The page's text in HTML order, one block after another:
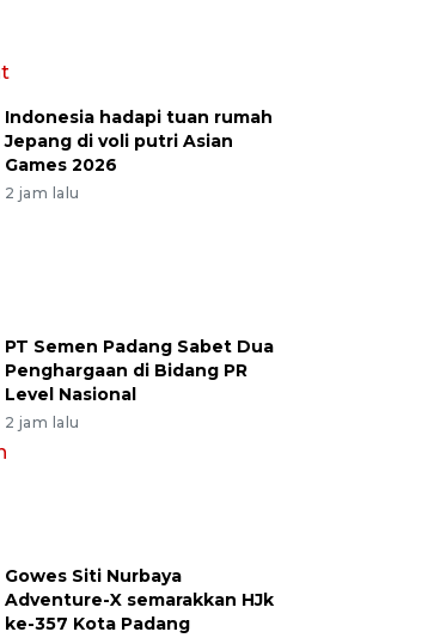
Indonesia hadapi tuan rumah
Jepang di voli putri Asian
Games 2026
2 jam lalu
PT Semen Padang Sabet Dua
Penghargaan di Bidang PR
Level Nasional
2 jam lalu
Gowes Siti Nurbaya
Adventure-X semarakkan HJk
ke-357 Kota Padang